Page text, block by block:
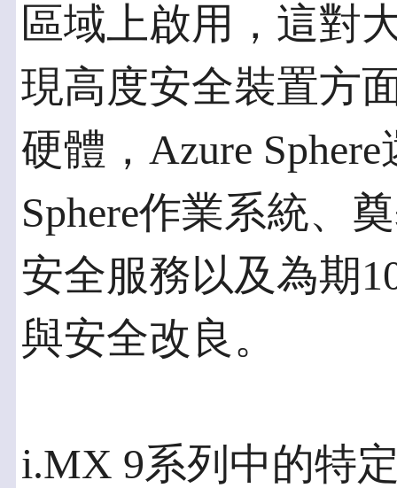
區域上啟用，這對
現高度安全裝置方
硬體，Azure
Sphere作業系統、
安全服務以及為期
與安全改良。
i.MX 9系列中的特